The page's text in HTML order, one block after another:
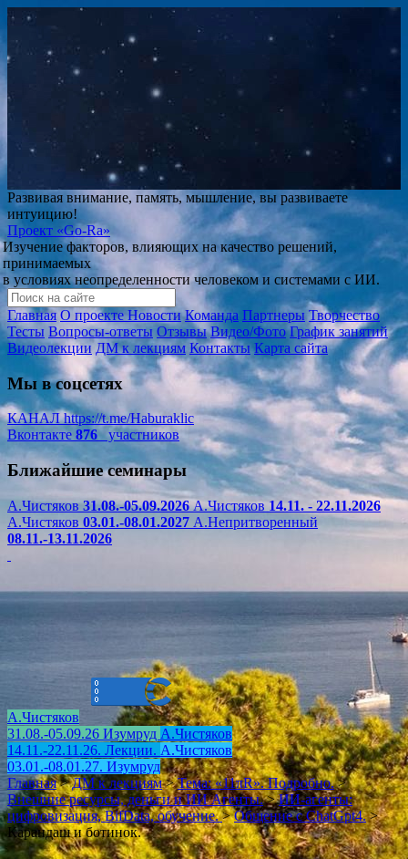
Развивая внимание, память, мышление, вы развиваете
интуицию!
Проект «Go-Ra»
Изучение факторов, влияющих на качество решений,
принимаемых
в условиях неопределенности человеком и системами с ИИ.
Главная О проектеНовости Команда Партнеры Творчество
Тесты Вопросы-ответы Отзывы Видео/Фото График занятий
Видеолекции ДМ к лекциям Контакты Карта сайта
Мы в соцсетях
КАНАЛhttps://t.me/Haburaklic
Вконтакте 876участников
Ближайшие семинары
А.Чистяков31.08.-05.09.2026 А.Чистяков14.11. - 22.11.2026
А.Чистяков 03.01.-08.01.2027 А.Непритворенный
08.11.-13.11.2026
А.Чистяков
31.08.-05.09.26 Изумруд А.Чистяков
14.11.-22.11.26. Лекции. А.Чистяков
03.01.-08.01.27. Изумруд
Главная > ДМ к лекциям > Тема: «11πR». Подробно. >
Внешние ресурсы, деньги и ИИ Агенты. > ИИ-агенты:
цифровизация, BifData, обучение.> Общение с ChatGpt4. >
Карандаш и ботинок.